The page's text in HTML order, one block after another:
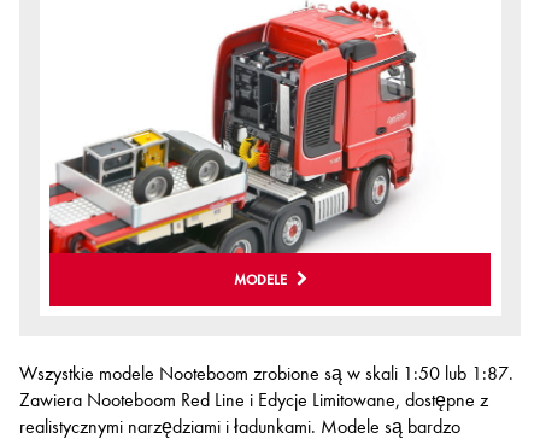
MODELE
Wszystkie modele Nooteboom zrobione są w skali 1:50 lub 1:87.
Zawiera Nooteboom Red Line i Edycje Limitowane, dostępne z
realistycznymi narzędziami i ładunkami. Modele są bardzo